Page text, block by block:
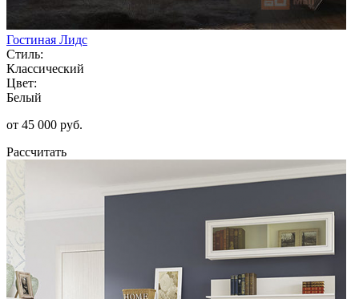
Гостиная Лидс
Стиль:
Классический
Цвет:
Белый
от 45 000 руб.
Рассчитать